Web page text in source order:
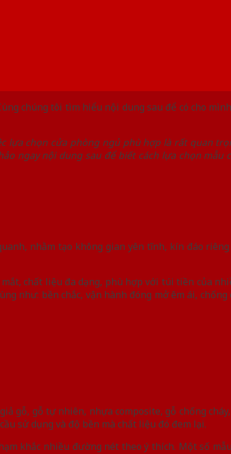
chúng tôi tìm hiểu nội dung sau để có cho
lựa chọn cửa phòng ngủ phù hợp là rất quan
ngay nội dung sau để biết cách lựa chọn mẫu
nhằm tạo không gian yên tĩnh, kín đáo
chất liệu đa dạng, phù hợp với túi tiền của
như: bền chắc, vận hành đóng mở êm ái, chống
gỗ, gỗ tự nhiên, nhựa composite, gỗ chống
sử dụng và độ bền mà chất liệu đó đem lại.
khắc nhiều đường nét theo ý thích. Một số mẫu